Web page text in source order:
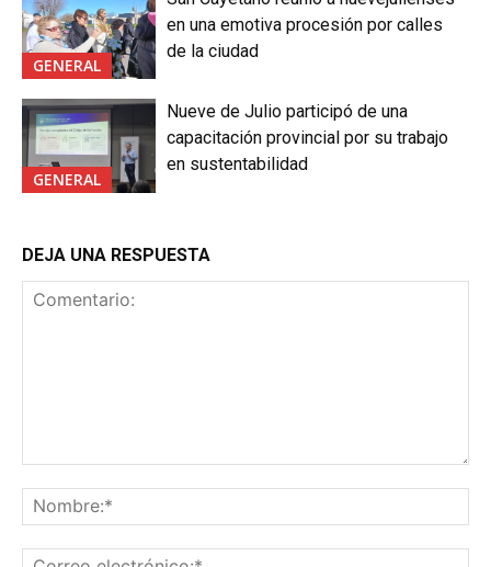
GENERAL
en una emotiva procesión por calles
de la ciudad
GENERAL
Nueve de Julio participó de una
capacitación provincial por su trabajo
en sustentabilidad
DEJA UNA RESPUESTA